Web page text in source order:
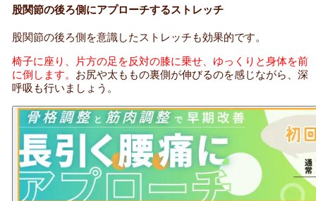
股関節の後ろ側にアプローチするストレッチ
股関節の後ろ側を意識したストレッチも効果的です。
椅子に座り、片方の足を反対の膝に乗せ、ゆっくりと身体を前
に倒します。 お尻や太ももの裏側が伸びるのを感じながら、深
呼吸も行いましょう。